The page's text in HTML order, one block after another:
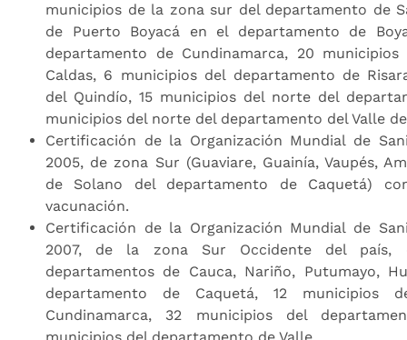
municipios de la zona sur del departamento de
de Puerto Boyacá en el departamento de
departamento de Cundinamarca, 20
Caldas, 6 municipios del departamento de
del Quindío, 15 municipios del norte del
municipios del norte del departamento del Valle
Certificación de la Organización Mundial de
2005, de zona Sur (Guaviare, Guainía, Vaupés,
de Solano del departamento de Caquetá)
vacunación.
Certificación de la Organización Mundial de
2007, de la zona Sur Occidente del país,
departamentos de Cauca, Nariño, Putumayo,
departamento de Caquetá, 12 municipios
Cundinamarca, 32 municipios del